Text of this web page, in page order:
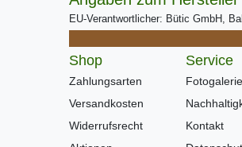
EU-Verantwortlicher: Bütic GmbH,
Shop
Zahlungsarten
Versandkosten
Widerrufsrecht
Service
Fotogalerie
Kontakt